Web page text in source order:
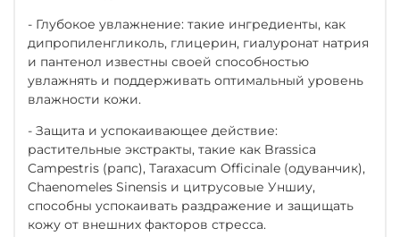
- Глубокое увлажнение: такие ингредиенты, как
дипропиленгликоль, глицерин, гиалуронат натрия
и пантенол известны своей способностью
увлажнять и поддерживать оптимальный уровень
влажности кожи.
- Защита и успокаивающее действие:
растительные экстракты, такие как Brassica
Campestris (рапс), Taraxacum Officinale (одуванчик),
Chaenomeles Sinensis и цитрусовые Уншиу,
способны успокаивать раздражение и защищать
кожу от внешних факторов стресса.